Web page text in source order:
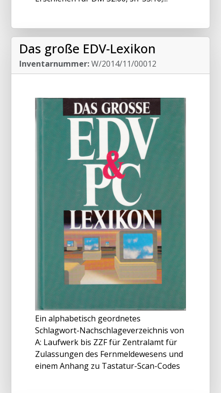
Das große EDV-Lexikon
Inventarnummer:W/2014/11/00012
Ein alphabetisch geordnetes
Schlagwort-Nachschlageverzeichnis von
A: Laufwerk bis ZZF für Zentralamt für
Zulassungen des Fernmeldewesens und
einem Anhang zu Tastatur-Scan-Codes